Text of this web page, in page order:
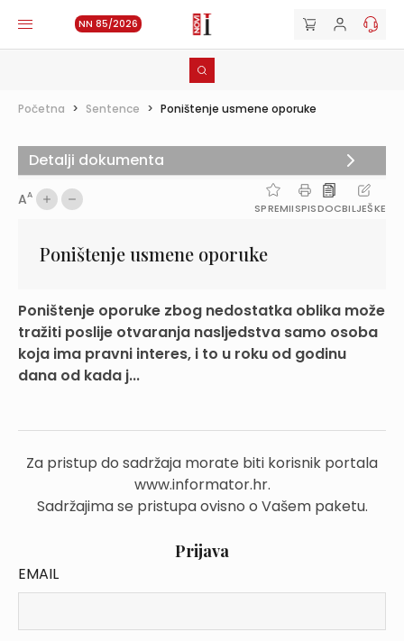
NN 85/2026
Početna > Sentence > Poništenje usmene oporuke
AA
SPREMIISPISDOCBILJEŠKE
Poništenje usmene oporuke
Poništenje oporuke zbog nedostatka oblika može
tražiti poslije otvaranja nasljedstva samo osoba
koja ima pravni interes, i to u roku od godinu
dana od kada j...
Za pristup do sadržaja morate biti korisnik portala
www.informator.hr.
Sadržajima se pristupa ovisno o Vašem paketu.
Prijava
EMAIL
Detalji dokumenta